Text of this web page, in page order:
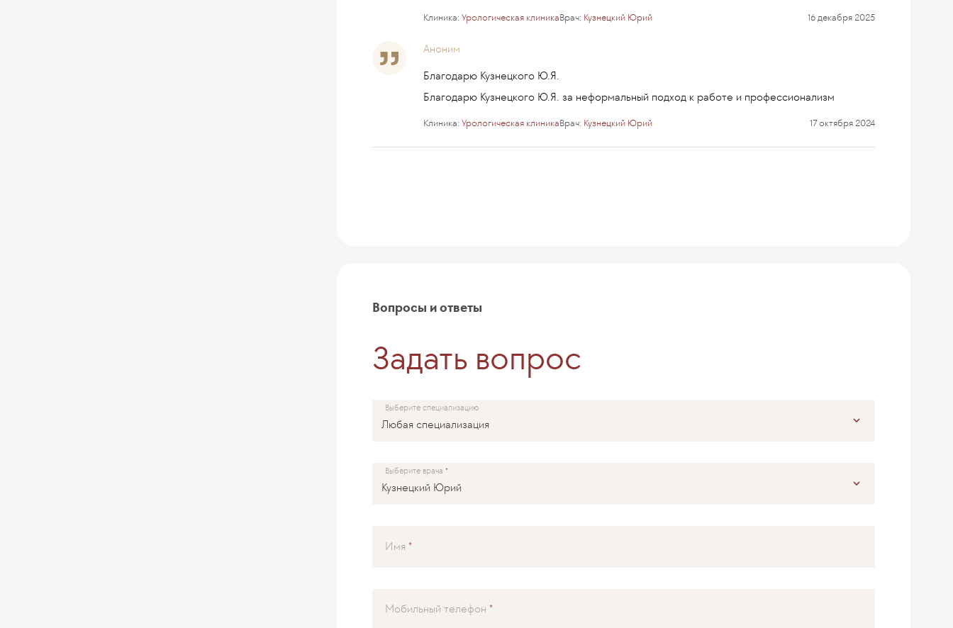
Клиника: Урологическая клиникаВрач: Кузнецкий Юрий 16 декабря 2025
Аноним
Благодарю Кузнецкого Ю.Я.
Благодарю Кузнецкого Ю.Я. за неформальный подход к работе и профессионализм
Клиника: Урологическая клиникаВрач: Кузнецкий Юрий 17 октября 2024
Вопросы и ответы
Задать вопрос
Выберите специализацию
Выберите врача
Имя
Мобильный телефон